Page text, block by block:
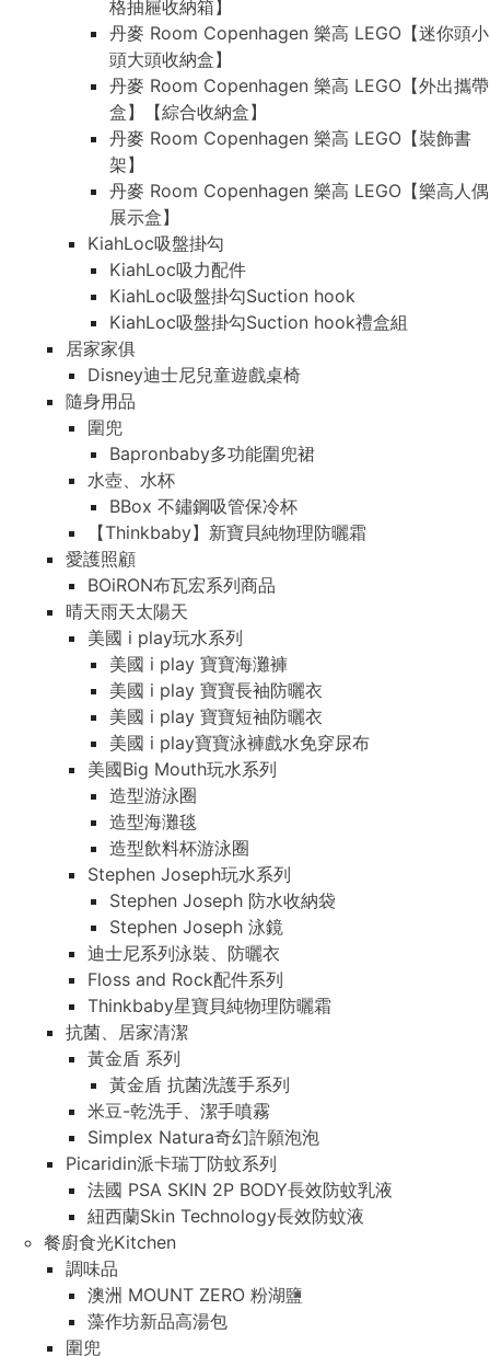
格抽屜收納箱】
丹麥 Room Copenhagen 樂高 LEGO【迷你頭小
頭大頭收納盒】
丹麥 Room Copenhagen 樂高 LEGO【外出攜帶
盒】【綜合收納盒】
丹麥 Room Copenhagen 樂高 LEGO【裝飾書
架】
丹麥 Room Copenhagen 樂高 LEGO【樂高人偶
展示盒】
KiahLoc吸盤掛勾
KiahLoc吸力配件
KiahLoc吸盤掛勾Suction hook
KiahLoc吸盤掛勾Suction hook禮盒組
居家家俱
Disney迪士尼兒童遊戲桌椅
隨身用品
圍兜
Bapronbaby多功能圍兜裙
水壺、水杯
BBox 不鏽鋼吸管保冷杯
【Thinkbaby】新寶貝純物理防曬霜
愛護照顧
BOiRON布瓦宏系列商品
晴天雨天太陽天
美國 i play玩水系列
美國 i play 寶寶海灘褲
美國 i play 寶寶長袖防曬衣
美國 i play 寶寶短袖防曬衣
美國 i play寶寶泳褲戲水免穿尿布
美國Big Mouth玩水系列
造型游泳圈
造型海灘毯
造型飲料杯游泳圈
Stephen Joseph玩水系列
Stephen Joseph 防水收納袋
Stephen Joseph 泳鏡
迪士尼系列泳裝、防曬衣
Floss and Rock配件系列
Thinkbaby星寶貝純物理防曬霜
抗菌、居家清潔
黃金盾 系列
黃金盾 抗菌洗護手系列
米豆-乾洗手、潔手噴霧
Simplex Natura奇幻許願泡泡
Picaridin派卡瑞丁防蚊系列
法國 PSA SKIN 2P BODY長效防蚊乳液
紐西蘭Skin Technology長效防蚊液
餐廚食光Kitchen
調味品
澳洲 MOUNT ZERO 粉湖鹽
藻作坊新品高湯包
圍兜